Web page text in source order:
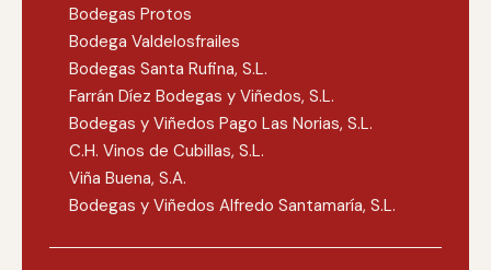
Bodegas Protos
Bodega Valdelosfrailes
Bodegas Santa Rufina, S.L.
Farrán Díez Bodegas y Viñedos, S.L.
Bodegas y Viñedos Pago Las Norias, S.L.
C.H. Vinos de Cubillas, S.L.
Viña Buena, S.A.
Bodegas y Viñedos Alfredo Santamaría, S.L.